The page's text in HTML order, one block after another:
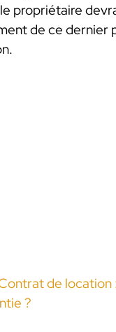
propriétaire
de ce dernier
de location
?